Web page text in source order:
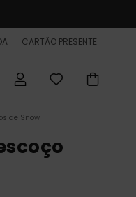
CARTÃO PRESENTE
de Snow